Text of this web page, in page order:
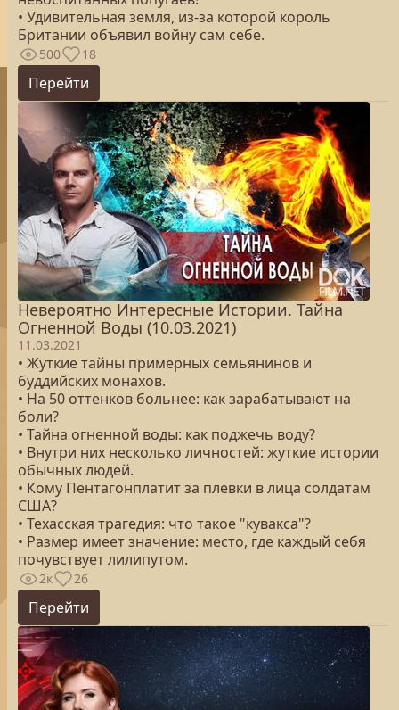
• Удивительная земля, из-за которой король
Британии объявил войну сам себе.
500 18
Перейти
Невероятно Интересные Истории. Тайна
Огненной Воды (10.03.2021)
11.03.2021
• Жуткие тайны примерных семьянинов и
буддийских монахов.
• На 50 оттенков больнее: как зарабатывают на
боли?
• Тайна огненной воды: как поджечь воду?
• Внутри них несколько личностей: жуткие истории
обычных людей.
• Кому Пентагонплатит за плевки в лица солдатам
США?
• Техасская трагедия: что такое "кувакса"?
• Размер имеет значение: место, где каждый себя
почувствует лилипутом.
2к 26
Перейти